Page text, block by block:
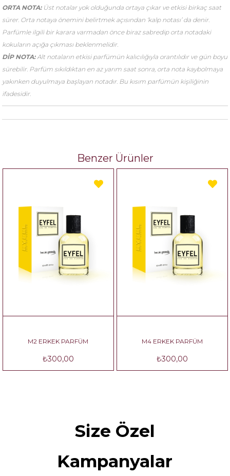
ORTA NOTA: Üst notalar yok olduğunda ortaya çıkar ve etkisi birkaç saat
sürer. Orta notaya önemini belirtmek açısından ‘kalp notası’ da denir.
Parfümle ilgili bir karara varmadan önce biraz sabredip orta notadaki
kokuların açığa çıkması beklenmelidir.
DİP NOTA:Alt notaların etkisi parfümün kalıcılığıyla orantılıdır ve gün boyu
sürebilir. Parfüm sıkıldıktan en az yarım saat sonra, orta nota kaybolmaya
yakınken duyulmaya başlayan notadır. Bu kısım parfümün kişiliğinin
ifadesidir.
Benzer Ürünler
M2 ERKEK PARFÜM
₺300,00
M4 ERKEK PARFÜM
₺300,00
Size Özel
Kampanyalar